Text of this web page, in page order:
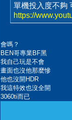
單機投入度不夠
https://
會嗎？
BEN哥專業BF黑
我自己玩是不會
畫面也沒他那麼慘
他也沒開HDR
我這特效也沒全開
3060ti而已